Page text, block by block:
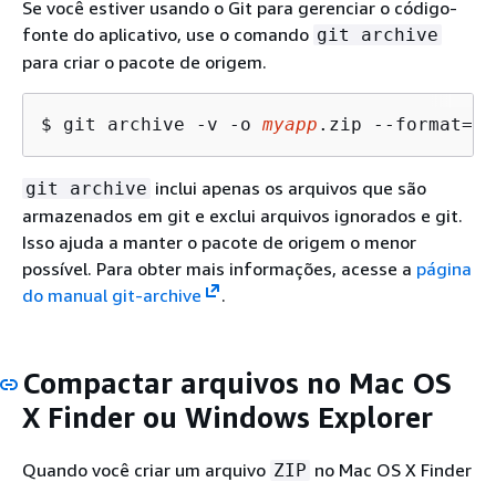
Se você estiver usando o Git para gerenciar o código-
fonte do aplicativo, use o comando git archive
para criar o pacote de origem.
$ git archive -v -o myapp .zip --format=zip
git archive inclui apenas os arquivos que são
armazenados em git e exclui arquivos ignorados e git.
Isso ajuda a manter o pacote de origem o menor
possível. Para obter mais informações, acesse a página
do manual git-archive
.
Compactar arquivos no Mac OS
X Finder ou Windows Explorer
Quando você criar um arquivo ZIP no Mac OS X Finder